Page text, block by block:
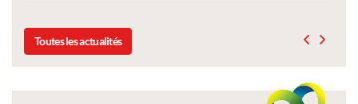
Toutes les actualités